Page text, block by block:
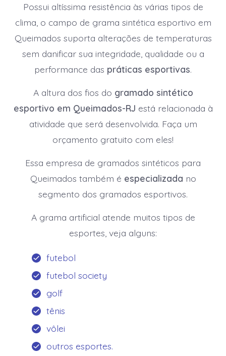
Possui altíssima resistência às várias tipos de
clima, o campo de grama sintética esportivo em
Queimados suporta alterações de temperaturas
sem danificar sua integridade, qualidade ou a
performance das práticas esportivas.
A altura dos fios do gramado sintético
esportivo em Queimados-RJ está relacionada à
atividade que será desenvolvida. Faça um
orçamento gratuito com eles!
Essa empresa de gramados sintéticos para
Queimados também é especializada no
segmento dos gramados esportivos.
A grama artificial atende muitos tipos de
esportes, veja alguns:
futebol
futebol society
golf
tênis
vôlei
outros esportes.